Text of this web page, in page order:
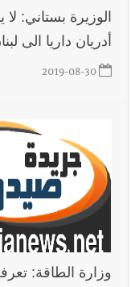
الوزيرة بستاني:
أدريان داريا الى
2019-08-30
وزارة الطاقة: